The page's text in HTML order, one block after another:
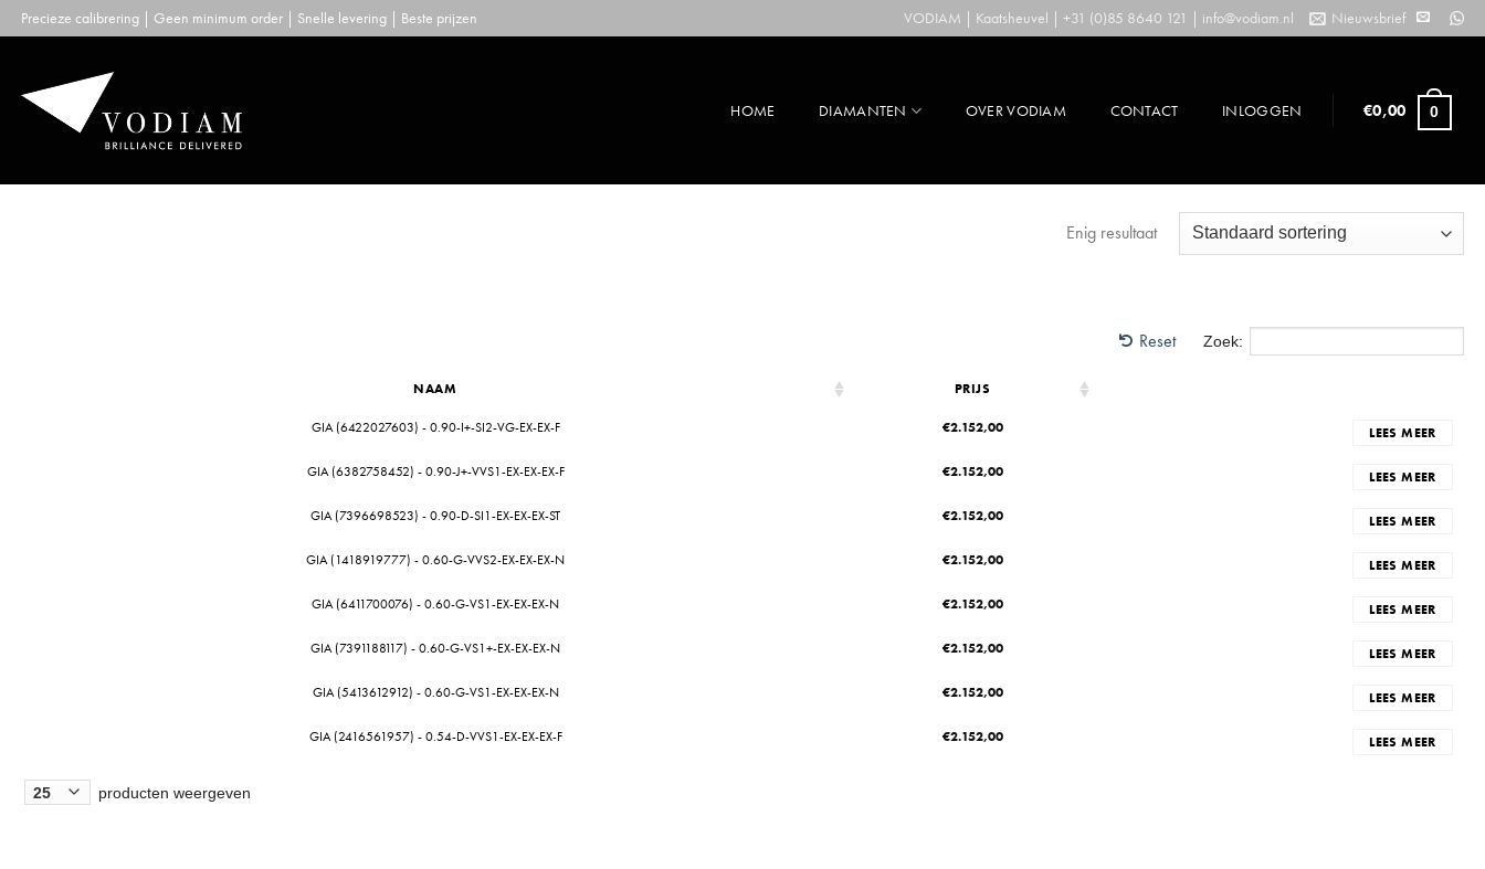
Skip
to
Precieze calibrering | Geen minimum order | Snelle levering | Beste prijzen VODIAM | Kaatsheuvel | +31 (0)85 8640 121 | info@vodiam.nl Nieuwsbrief
HOME DIAMANTEN OVER VODIAM CONTACT INLOGGEN €0,00 0
Enig resultaat
Reset Zoek:
NAAM PRIJS
GIA (6422027603) - 0.90-I+-SI2-VG-EX-EX-F €2.152,00 LEES MEER
GIA (6382758452) - 0.90-J+-VVS1-EX-EX-EX-F €2.152,00 LEES MEER
GIA (7396698523) - 0.90-D-SI1-EX-EX-EX-ST €2.152,00 LEES MEER
GIA (1418919777) - 0.60-G-VVS2-EX-EX-EX-N €2.152,00 LEES MEER
GIA (6411700076) - 0.60-G-VS1-EX-EX-EX-N €2.152,00 LEES MEER
GIA (7391188117) - 0.60-G-VS1+-EX-EX-EX-N €2.152,00 LEES MEER
GIA (5413612912) - 0.60-G-VS1-EX-EX-EX-N €2.152,00 LEES MEER
GIA (2416561957) - 0.54-D-VVS1-EX-EX-EX-F €2.152,00 LEES MEER
producten weergeven